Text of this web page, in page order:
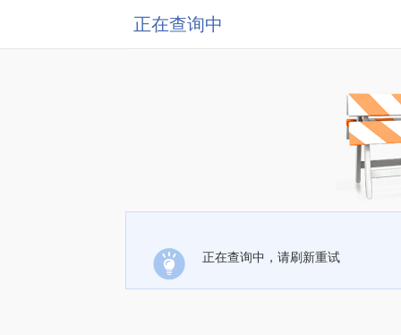
正在查询中
正在查询中，请刷新重试